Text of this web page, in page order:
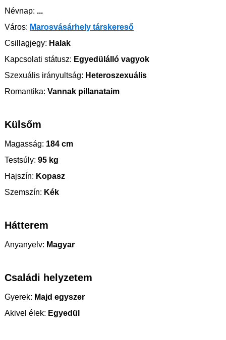
Névnap: ...
Város: Marosvásárhely társkereső
Csillagjegy: Halak
Kapcsolati státusz: Egyedülálló vagyok
Szexuális irányultság: Heteroszexuális
Romantika: Vannak pillanataim
Külsőm
Magasság: 184 cm
Testsúly: 95 kg
Hajszín: Kopasz
Szemszín: Kék
Hátterem
Anyanyelv: Magyar
Családi helyzetem
Gyerek: Majd egyszer
Akivel élek: Egyedül